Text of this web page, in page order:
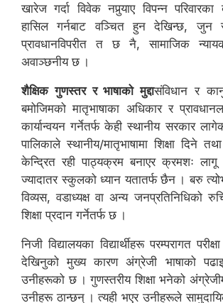
खारेज गर्दा विवेक नपुर्‍याए विपन्न परिवारका
हासिल गर्नबाट वञ्चित हुन देखिन्छ, जुन
प्रावधानविपरीत त छ नै, सामाजिक
अवाञ्छनीय छ ।
शैक्षिक गुणस्तर र भाषाको मुद्दासंविधान र
बमोजिमको मातृभाषाका अधिकार र
कार्यान्वयन गर्नेतर्फ केही स्थानीय सरकार
पालिकाले स्थानीय/मातृभाषामा शिक्षा दिने
केन्द्रित रही पाठ्यक्रम बनाएर क्रमशः
ज्यादातर स्कुलको ध्यान यतातर्फ छैन । बरु
विव्यस, वडाध्यक्ष वा अन्य जनप्रतिनिधिको
शिक्षा प्रदान गर्नेतर्फ छ ।
निजी विद्यालयका विद्यार्थीहरू परम्परागत
देखिनुको मुख्य कारण अंग्रेजी भाषाको
उनीहरूको छ । गुणस्तरीय शिक्षा भनेको
उनीहरू ठान्छन् । त्यही भएर उनीहरूले